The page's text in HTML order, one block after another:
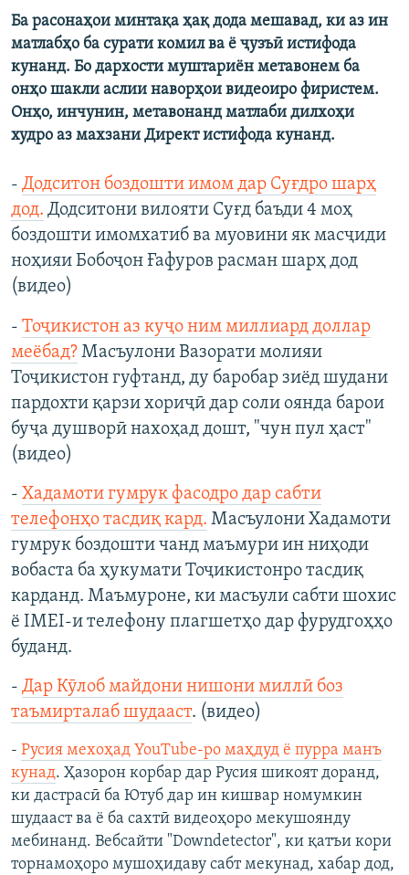
Ба расонаҳои минтақа ҳақ дода мешавад, ки аз ин
матлабҳо ба сурати комил ва ё ҷузъӣ истифода
кунанд. Бо дархости муштариён метавонем ба
онҳо шакли аслии наворҳои видеоиро фиристем.
Онҳо, инчунин, метавонанд матлаби дилхоҳи
худро аз махзани Директ истифода кунанд.
- Додситон боздошти имом дар Суғдро шарҳ
дод. Додситони вилояти Суғд баъди 4 моҳ
боздошти имомхатиб ва муовини як масҷиди
ноҳияи Бобоҷон Ғафуров расман шарҳ дод
(видео)
- Тоҷикистон аз куҷо ним миллиард доллар
меёбад? Масъулони Вазорати молияи
Тоҷикистон гуфтанд, ду баробар зиёд шудани
пардохти қарзи хориҷӣ дар соли оянда барои
буҷа душворӣ нахоҳад дошт, "чун пул ҳаст"
(видео)
- Хадамоти гумрук фасодро дар сабти
телефонҳо тасдиқ кард. Масъулони Хадамоти
гумрук боздошти чанд маъмури ин ниҳоди
вобаста ба ҳукумати Тоҷикистонро тасдиқ
карданд. Маъмуроне, ки масъули сабти шохис
ё IMEI-и телефону плагшетҳо дар фурудгоҳҳо
буданд.
- Дар Кӯлоб майдони нишони миллӣ боз
таъмирталаб шудааст. (видео)
- Русия мехоҳад YouTube-ро маҳдуд ё пурра манъ
кунад. Ҳазорон корбар дар Русия шикоят доранд,
ки дастрасӣ ба Ютуб дар ин кишвар номумкин
шудааст ва ё ба сахтӣ видеоҳоро мекушоянду
мебинанд. Вебсайти "Downdetector", ки қатъи кори
торнамоҳоро мушоҳидаву сабт мекунад, хабар дод,